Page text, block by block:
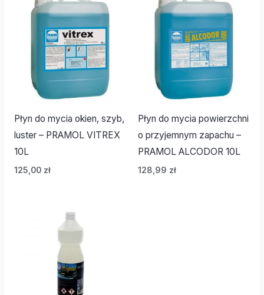
Płyn do mycia okien, szyb,
luster – PRAMOL VITREX
10L
125,00 zł
Płyn do mycia powierzchni
o przyjemnym zapachu –
PRAMOL ALCODOR 10L
128,99 zł